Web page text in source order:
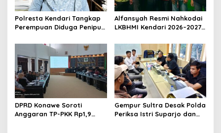
Polresta Kendari Tangkap
Perempuan Diduga Penipu
Rp588,1 Juta
Alfansyah Resmi Nahkodai
LKBHMI Kendari 2026–2027,
Hukum
DPRD Konawe Soroti
Anggaran TP-PKK Rp1,9
Gempur Sultra Desak Polda
Periksa Istri Suparjo dan